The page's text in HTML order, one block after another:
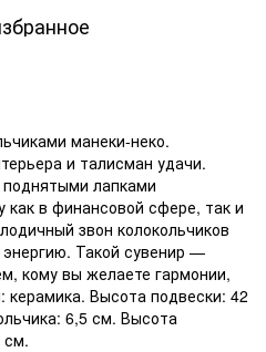
манеки-неко.
и талисман удачи.
лапками
как в финансовой сфере, так и
звон колокольчиков
Такой сувенир —
кому вы желаете гармонии,
керамика. Высота подвески: 42
6,5 см. Высота
см.